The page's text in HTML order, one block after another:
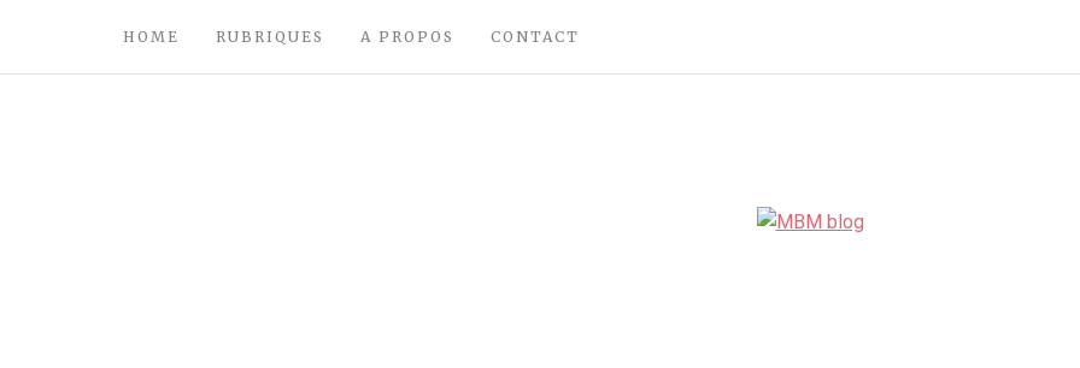
HOME RUBRIQUES A PROPOS CONTACT